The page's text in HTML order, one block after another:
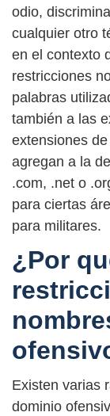
odio,
cualquier otro
en el contexto
restricciones
palabras
también a las
extensiones
agregan a la
.com, .net o
para ciertas
para militares.
¿Por
Existen varias
dominio